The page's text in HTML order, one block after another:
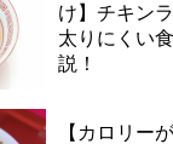
け】チキン
太りにくい
説！
【カロリー